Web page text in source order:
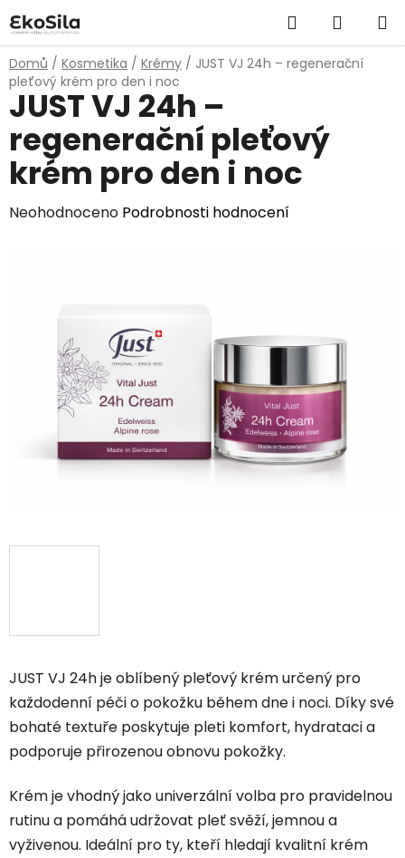
na
obsah
Hledat
KOŠÍK
Domů / Kosmetika / Krémy / JUST VJ 24h – regenerační
pleťový krém pro den i noc
JUST VJ 24h je oblíbený pleťový krém určený pro
každodenní péči o pokožku během dne i noci. Díky své
bohaté textuře poskytuje pleti komfort, hydrataci a
podporuje přirozenou obnovu pokožky.
Krém je vhodný jako univerzální volba pro pravidelnou
rutinu a pomáhá udržovat pleť svěží, jemnou a
vyživenou. Ideální pro ty, kteří hledají kvalitní krém
JUST VJ 24h –
regenerační pleťový
krém pro den i noc
Průměrné
hvězdiček.
Neohodnoceno Podrobnosti hodnocení